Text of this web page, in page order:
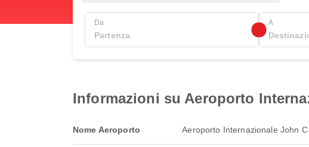
Da A
Informazioni su Aeroporto
Nome Aeroporto Aeroporto Internazionale John